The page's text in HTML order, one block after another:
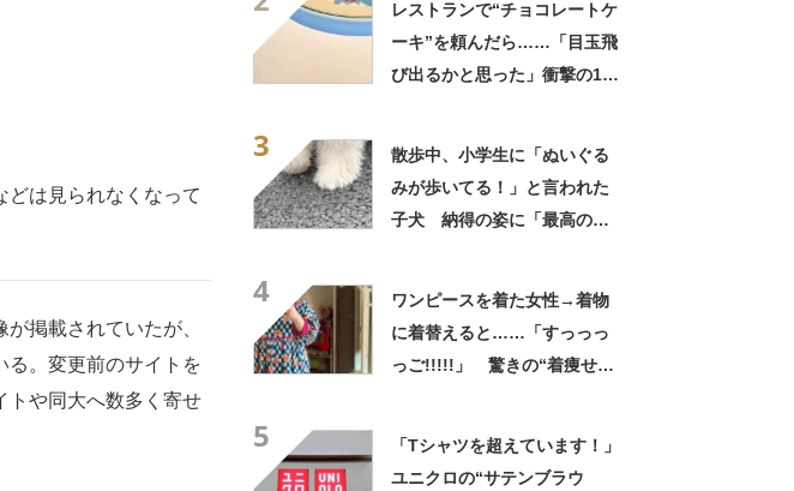
どは見られなくなって
掲載されていたが、
る。変更前のサイトを
トや同大へ数多く寄せ
レストランで“チョコレートケ
ーキ”を頼んだら……「目玉飛
び出るかと思った」衝撃の1皿
3
散歩中、小学生に「ぬいぐる
みが歩いてる！」と言われた
子犬 納得の姿に「最高の褒
4
ワンピースを着た女性→着物
に着替えると……「すっっっ
っご!!!!!」 驚きの“着痩せ
5
「Tシャツを超えています！」
ユニクロの“サテンブラウ